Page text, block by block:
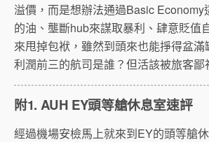
溢價，而是想辦法通過Basic Economy
的油、壟斷hub來謀取暴利、肆意貶值
來甩掉包袱，雖然到頭來也能掙得盆
利潤前三的航司是誰？但活該被旅客鄙
附1. AUH EY頭等艙休息室速評
經過機場安檢馬上就來到EY的頭等艙